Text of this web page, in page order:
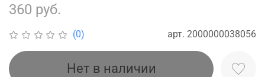
(0) арт. 2000000038056
360 руб.
Нет в наличии